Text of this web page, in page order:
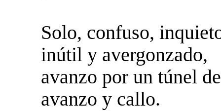
Solo, confuso,
inútil y avergonzado,
avanzo por un túnel
avanzo y callo.